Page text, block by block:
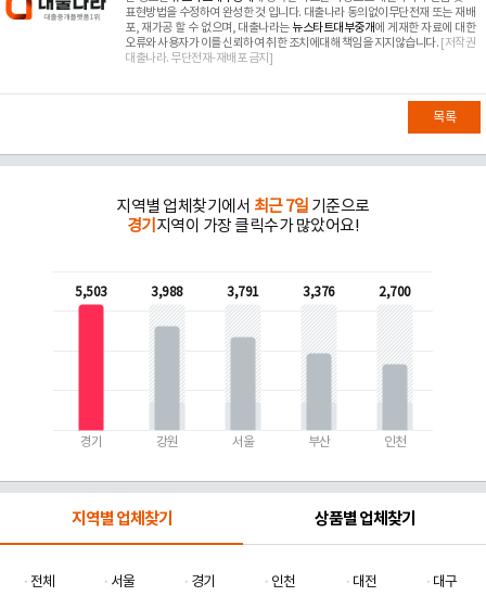
표현방법을 수정하여 완성한 것 입니다. 대출나라 동의없이무단전재 또는 재배
포, 재가공 할 수 없으며, 대출나라는 뉴스타트대부중개에 게재한 자료에 대한
오류와 사용자가 이를 신뢰하여 취한 조치에대해 책임을 지지않습니다. [저작권
대출나라. 무단전재-재배포 금지]
목록
지역별 업체찾기에서 최근 7일 기준으로
경기 지역이 가장 클릭수가 많았어요!
5,503
경기
3,988
강원
3,791
서울
3,376
부산
2,700
인천
지역별 업체찾기 상품별 업체찾기
전체 서울 경기 인천 대전
대구